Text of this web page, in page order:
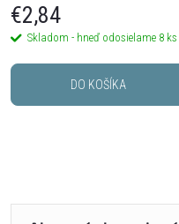
€2,84
Skladom - hneď odosielame 8 ks
DO KOŠÍKA